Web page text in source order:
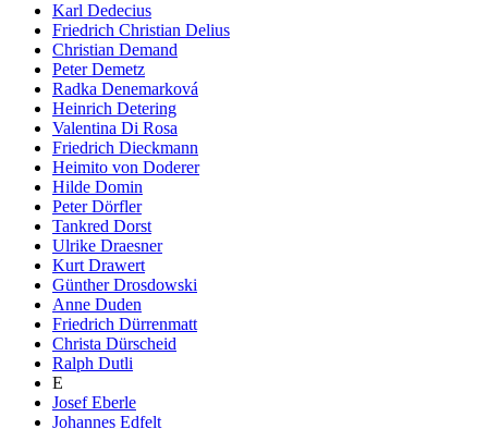
Karl Dedecius
Friedrich Christian Delius
Christian Demand
Peter Demetz
Radka Denemarková
Heinrich Detering
Valentina Di Rosa
Friedrich Dieckmann
Heimito von Doderer
Hilde Domin
Peter Dörfler
Tankred Dorst
Ulrike Draesner
Kurt Drawert
Günther Drosdowski
Anne Duden
Friedrich Dürrenmatt
Christa Dürscheid
Ralph Dutli
E
Josef Eberle
Johannes Edfelt